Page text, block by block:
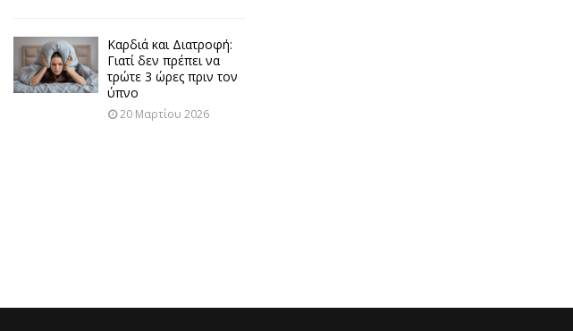
Καρδιά και Διατροφή:
Γιατί δεν πρέπει να
τρώτε 3 ώρες πριν τον
ύπνο
20 Μαρτίου 2026